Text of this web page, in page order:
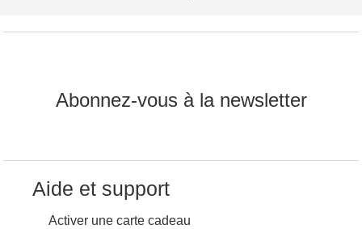
Abonnez-vous à la newsletter
Aide et support
Activer une carte cadeau